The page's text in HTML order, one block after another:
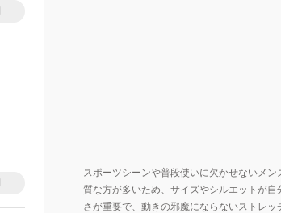
スポーツシーンや普段使いに欠かせないメ
質な方が多いため、サイズやシルエットが
さが重要で、動きの邪魔にならないストレッ